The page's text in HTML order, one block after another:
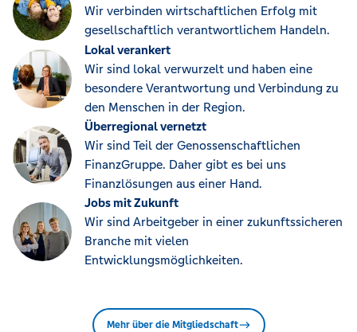
Wir verbinden wirtschaftlichen Erfolg mit
gesellschaftlich verantwortlichem Handeln.
Lokal verankert
Wir sind lokal verwurzelt und haben eine
besondere Verantwortung und Verbindung zu
den Menschen in der Region.
Überregional vernetzt
Wir sind Teil der Genossenschaftlichen
FinanzGruppe. Daher gibt es bei uns
Finanzlösungen aus einer Hand.
Jobs mit Zukunft
Wir sind Arbeitgeber in einer zukunftssicheren
Branche mit vielen
Entwicklungsmöglichkeiten.
Mehr über die Mitgliedschaft